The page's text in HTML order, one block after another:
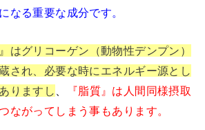
なる重要な成分です。
はグリコーゲン（動物性デンプン）
され、必要な時にエネルギー源とし
りますし
『脂質』は人間同様摂取
ながってしまう事もあります。